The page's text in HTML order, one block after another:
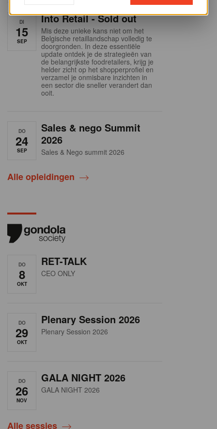
DI
15
SEP
Into Retail - Sold out
Mis deze unieke kans niet om het
Belgische retaillandschap volledig te
doorgronden. In deze essentiële
update ontdek je de strategieën van
de belangrijkste foodretailers, krijg je
helder zicht op het shopperprofiel en
verzamel je onmisbare inzichten in
een sector die sneller verandert dan
ooit.
DO
24
SEP
Sales & nego Summit
2026
Sales & Nego summit 2026
Alle opleidingen
DO
8
OKT
RET-TALK
CEO ONLY
DO
29
OKT
Plenary Session 2026
Plenary Session 2026
DO
26
NOV
GALA NIGHT 2026
GALA NIGHT 2026
Alle sessies